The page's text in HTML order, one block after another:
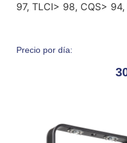
97, TLCI> 98, CQS>
Precio por día: